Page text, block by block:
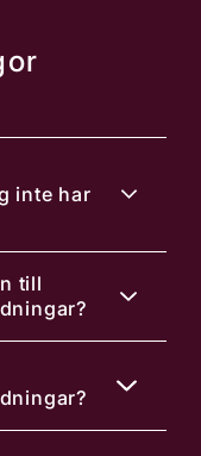
inte har
till